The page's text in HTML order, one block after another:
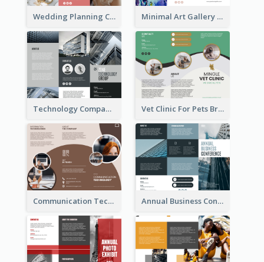
Wedding Planning Company Brochure Minimal Art Gallery Brochure
Technology Company Brochure Vet Clinic For Pets Brochure
Communication Technology Company Brochure Annual Business Conference Brochure